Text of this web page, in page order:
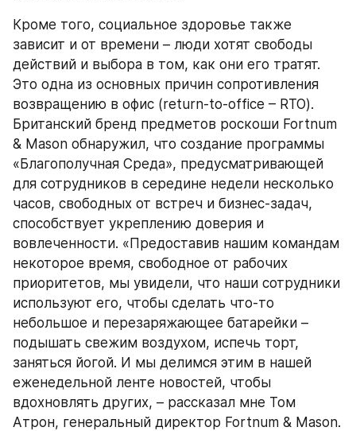
Кроме того, социальное здоровье также
зависит и от времени – люди хотят свободы
действий и выбора в том, как они его тратят.
Это одна из основных причин сопротивления
возвращению в офис (return-to-office – RTO).
Британский бренд предметов роскоши Fortnum
& Mason обнаружил, что создание программы
«Благополучная Среда», предусматривающей
для сотрудников в середине недели несколько
часов, свободных от встреч и бизнес-задач,
способствует укреплению доверия и
вовлеченности. «Предоставив нашим командам
некоторое время, свободное от рабочих
приоритетов, мы увидели, что наши сотрудники
используют его, чтобы сделать что-то
небольшое и перезаряжающее батарейки –
подышать свежим воздухом, испечь торт,
заняться йогой. И мы делимся этим в нашей
еженедельной ленте новостей, чтобы
вдохновлять других, – рассказал мне Том
Атрон, генеральный директор Fortnum & Mason.